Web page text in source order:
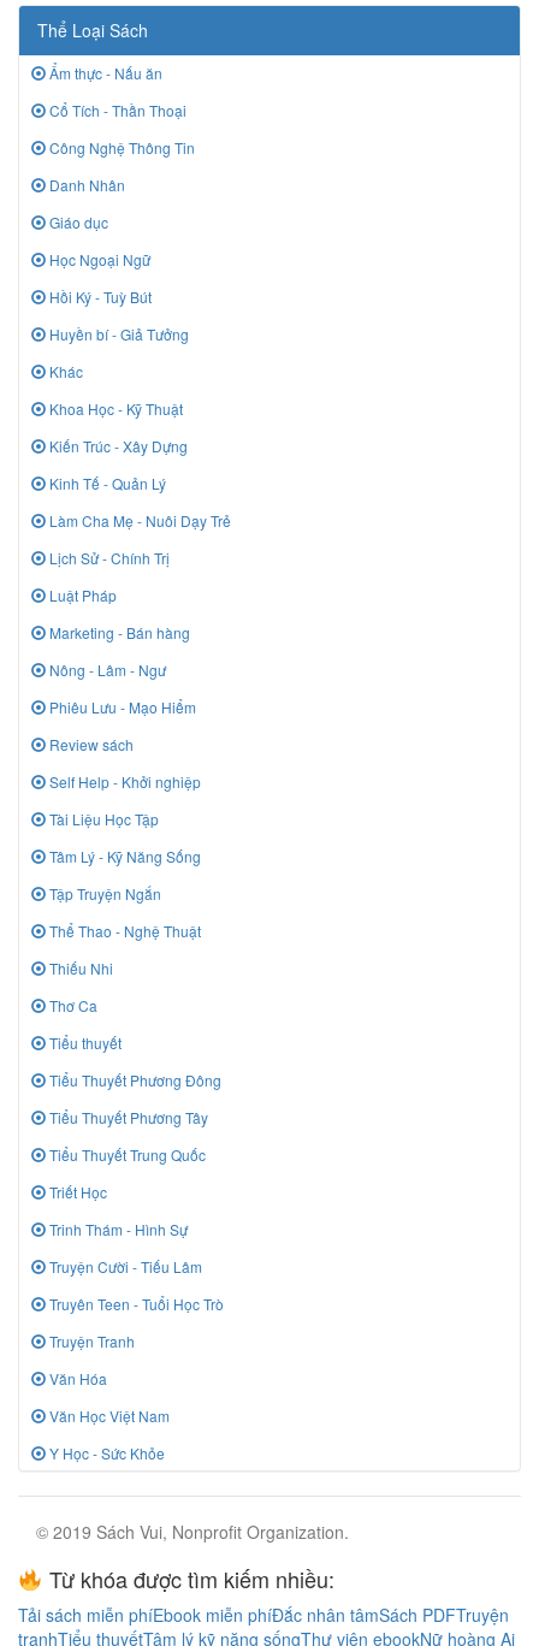
Thể Loại Sách
Ẩm thực - Nấu ăn
Cổ Tích - Thần Thoại
Công Nghệ Thông Tin
Danh Nhân
Giáo dục
Học Ngoại Ngữ
Hồi Ký - Tuỳ Bút
Huyền bí - Giả Tưởng
Khác
Khoa Học - Kỹ Thuật
Kiến Trúc - Xây Dựng
Kinh Tế - Quản Lý
Làm Cha Mẹ - Nuôi Dạy Trẻ
Lịch Sử - Chính Trị
Luật Pháp
Marketing - Bán hàng
Nông - Lâm - Ngư
Phiêu Lưu - Mạo Hiểm
Review sách
Self Help - Khởi nghiệp
Tài Liệu Học Tập
Tâm Lý - Kỹ Năng Sống
Tập Truyện Ngắn
Thể Thao - Nghệ Thuật
Thiếu Nhi
Thơ Ca
Tiểu thuyết
Tiểu Thuyết Phương Đông
Tiểu Thuyết Phương Tây
Tiểu Thuyết Trung Quốc
Triết Học
Trinh Thám - Hình Sự
Truyện Cười - Tiếu Lâm
Truyên Teen - Tuổi Học Trò
Truyện Tranh
Văn Hóa
Văn Học Việt Nam
Y Học - Sức Khỏe
© 2019 Sách Vui, Nonprofit Organization.
Từ khóa được tìm kiếm nhiều:
Tải sách miễn phíEbook miễn phíĐắc nhân tâmSách PDFTruyện
tranhTiểu thuyếtTâm lý kỹ năng sốngThư viện ebookNữ hoàng Ai